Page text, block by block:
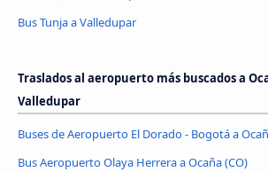
Bus Tunja a Valledupar
Traslados al aeropuerto más buscados a
Valledupar
Buses de Aeropuerto El Dorado - Bogotá a
Bus Aeropuerto Olaya Herrera a Ocaña (CO)